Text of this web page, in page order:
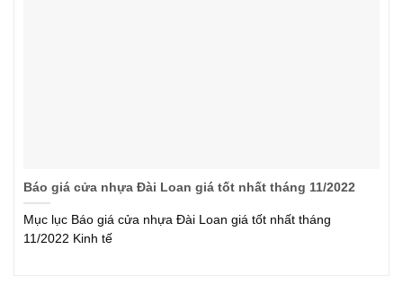
Báo giá cửa nhựa Đài Loan giá tốt nhất tháng 11/2022
Mục lục Báo giá cửa nhựa Đài Loan giá tốt nhất tháng
11/2022 Kinh tế